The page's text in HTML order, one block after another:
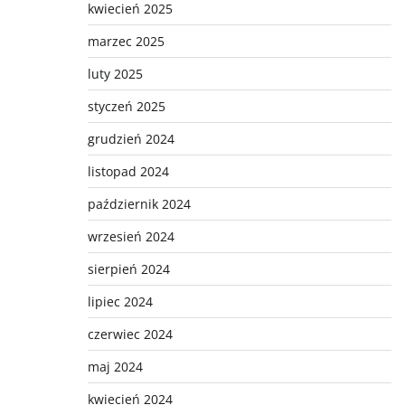
kwiecień 2025
marzec 2025
luty 2025
styczeń 2025
grudzień 2024
listopad 2024
październik 2024
wrzesień 2024
sierpień 2024
lipiec 2024
czerwiec 2024
maj 2024
kwiecień 2024